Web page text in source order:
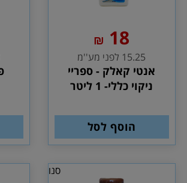
18
₪
15.25 לפני מע''מ
אנטי קאלק - ספריי
ניקוי כללי- 1 ליטר
הוסף לסל
סנו